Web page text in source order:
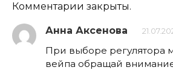
Комментарии закрыты.
Анна Аксенова
При выборе регулятора
вейпа обращай внимание